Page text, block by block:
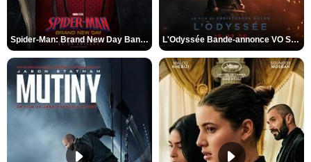
Spider-Man: Brand New Day Bande-annonce VO STFR L'Odyssée Bande-annonce VO STFR